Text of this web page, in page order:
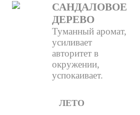
САНДАЛОВОЕ
ДЕРЕВО
Туманный аромат,
усиливает
авторитет в
окружении,
успокаивает.
ЛЕТО